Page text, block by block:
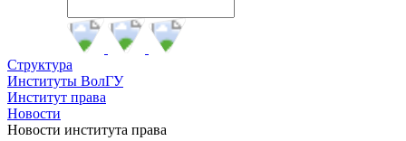
Структура
Институты ВолГУ
Институт права
Новости
Новости института права